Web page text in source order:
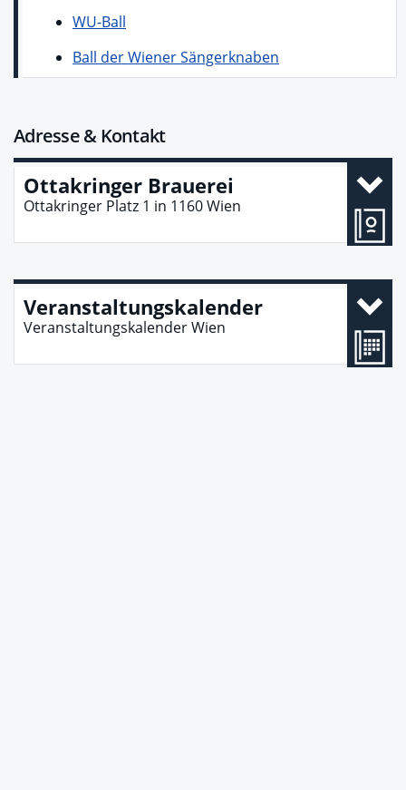
WU-Ball
Ball der Wiener Sängerknaben
Adresse & Kontakt
Ottakringer Brauerei
Ottakringer Platz 1 in 1160Wien
Veranstaltungskalender
Veranstaltungskalender Wien